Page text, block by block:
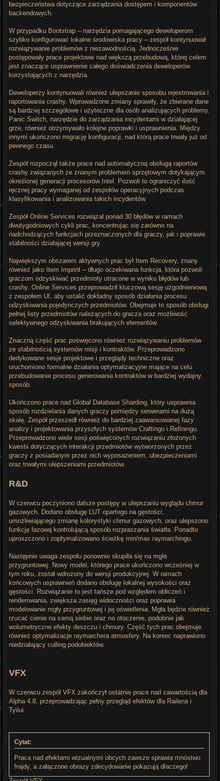
bezpieczeństwa dotyczące zarządzania dostępem i komponentów
backendowych.
W przypadku Bootstrap – narzędzia pomagającego deweloperom
szybko konfigurować lokalne środowiska pracy – zespół kontynuował
rozwiązywanie problemów z niezawodnością. Jednocześnie
postępowały prace projektowe nad większą przebudową, której celem
jest znaczące usprawnienie całego doświadczenia deweloperów
korzystających z narzędzia.
Deweloperzy kontynuowali również ulepszanie sposobu rejestrowania i
raportowania crashy. Wprowadzone zmiany sprawiły, że zbierane dane
są bardziej szczegółowe i użyteczne dla osób analizujących problemy.
Panic Switch, narzędzie do zarządzania incydentami w działającej
grze, również otrzymywało kolejne poprawki i usprawnienia. Między
innymi ukończono migrację konfiguracji, nad którą prace trwały już od
pewnego czasu.
Zespół rozpoczął także prace nad automatyczną obsługą raportów
crashy związanych ze znanym problemem sprzętowym dotykającym
określonej generacji procesorów Intel. Pozwoli to ograniczyć ilość
ręcznej pracy wymaganej od zespołów operacyjnych podczas
klasyfikowania i analizowania takich incydentów.
Zespół Online Services rozwiązał ponad 30 błędów w ramach
dwutygodniowych cykli prac, koncentrując się zarówno na
nadchodzących funkcjach przeznaczonych dla graczy, jak i poprawie
stabilności działającej wersji gry.
Największym obszarem aktywnych prac był Item Recovery, znany
również jako Item Imprint – długo oczekiwana funkcja, która pozwoli
graczom odzyskiwać przedmioty utracone w wyniku błędów lub
crashy. Online Services przeprowadził kluczową sesję uzgodnieniową
z zespołem UI, aby ustalić dokładny sposób działania procesu
odzyskiwania pojedynczych przedmiotów. Obejmuje to sposób obsługi
pełnej listy przedmiotów należących do gracza oraz możliwość
selektywnego odzyskiwania brakujących elementów.
Znaczną część prac poświęcono również rozwiązywaniu problemów
ze stabilnością systemów misji i kontraktów. Przeprowadzono
dedykowane sesje projektowe i przeglądy techniczne oraz
uruchomiono formalne działania optymalizacyjne mające na celu
przebudowanie procesu generowania kontraktów w bardziej wydajny
sposób.
Ukończono prace nad Global Database Sharding, który usprawnia
sposób rozdzielania danych graczy pomiędzy serwerami na dużą
skalę. Zespół przeszedł również do bardziej zaawansowanej fazy
analizy i projektowania przyszłych systemów Craftingu i Refiningu.
Przeprowadzono wiele sesji poświęconych rozwiązaniu złożonych
kwestii dotyczących interakcji przedmiotów wytworzonych przez
graczy z posiadanym przez nich wyposażeniem, ubezpieczeniami
oraz trwałymi ulepszeniami przedmiotów.
R&D
W czerwcu poczyniono dalsze postępy w ulepszaniu wyglądu chmur
gazowych. Dodano obsługę LUT opartego na gęstości,
umożliwiającego zmianę kolorystyki chmur gazowych, oraz ulepszono
funkcję fazową kontrolującą sposób rozpraszania światła. Ponadto
uproszczono i zoptymalizowano ścieżkę min/max raymarchingu.
Następnie uwaga zespołu ponownie skupiła się na mgle
przygruntowej. Nowy model, którego prace ukończono wcześniej w
tym roku, został wdrożony do wersji produkcyjnej. W ramach
końcowych usprawnień dodano obsługę lokalnej wysokości oraz
gęstości. Rozwiązanie to jest tańsze pod względem obliczeń i
renderowania, zwiększa zasięg widoczności oraz poprawia
modelowanie mgły przygruntowej i jej oświetlenia. Mgła będzie również
rzucać cienie na samą siebie oraz na otoczenie, podobnie jak
wolumetryczne efekty deszczu i chmury. Część tych prac obejmuje
również optymalizacje raymarchera atmosfery. Na koniec naprawiono
niedziałający culling podobiektów.
VFX
W czerwcu zespół VFX zakończył ostatnie prace nad zawartością dla
Alpha 4.8, przeprowadzając pełny przegląd efektów dla Railena i
Tyilui.
Cytat:
Praca nad efektami wizualnymi obcych zawsze sprawia mnóstwo
frajdy, a załączone obrazy zdecydowanie pokazują dlaczego!